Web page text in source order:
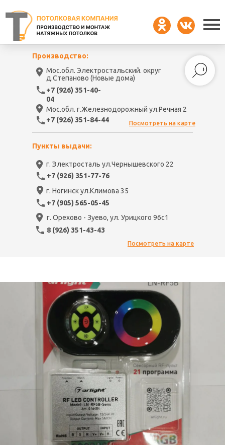
г. Ногинск ул.Климова 35
+7 (905) 565-05-45
г. Орехово - Зуево, ул. Урицкого 96с1
8 (926) 351-43-43
Мос.обл. Электростальский. округ
д.Степаново (Новые дома)
г. Электросталь ул.Чернышевского 22
Мос.обл. г.Железнодорожный ул.Речная 2
Производство:
Пункты выдачи:
+7 (926) 351-40-
04
+7 (926) 351-84-44
+7 (926) 351-77-76
Посмотреть на карте
Посмотреть на карте